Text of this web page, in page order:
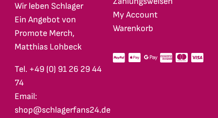
Wir leben Schlager
Ein Angebot von
Promote Merch,
Matthias Lohbeck
Tel. +49 (0) 91 26 29 44
74
Email:
shop@schlagerfans24.de
My Account
Warenkorb